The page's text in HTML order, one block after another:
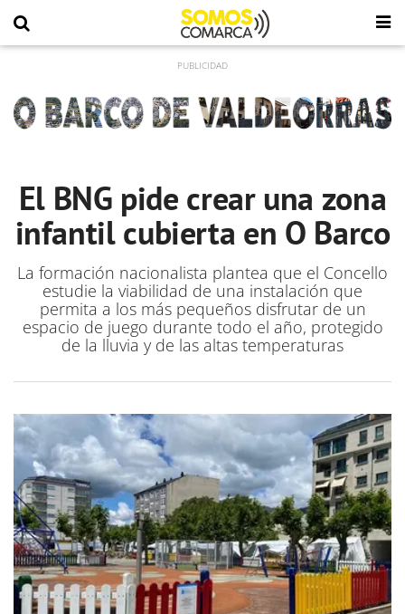
El BNG pide crear una zona
infantil cubierta en O Barco
La formación nacionalista plantea que el Concello
estudie la viabilidad de una instalación que
permita a los más pequeños disfrutar de un
espacio de juego durante todo el año, protegido
de la lluvia y de las altas temperaturas